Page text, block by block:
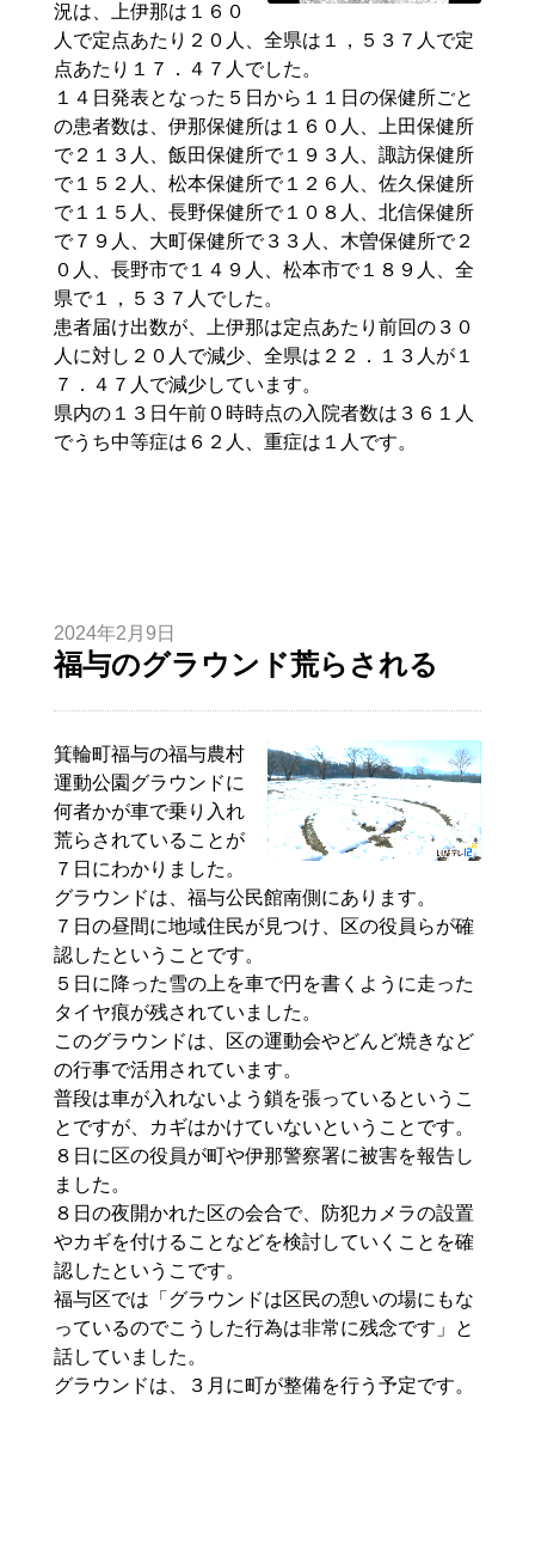
況は、上伊那は１６０
人で定点あたり２０人、全県は１，５３７人で定
点あたり１７．４７人でした。
１４日発表となった５日から１１日の保健所ごと
の患者数は、伊那保健所は１６０人、上田保健所
で２１３人、飯田保健所で１９３人、諏訪保健所
で１５２人、松本保健所で１２６人、佐久保健所
で１１５人、長野保健所で１０８人、北信保健所
で７９人、大町保健所で３３人、木曽保健所で２
０人、長野市で１４９人、松本市で１８９人、全
県で１，５３７人でした。
患者届け出数が、上伊那は定点あたり前回の３０
人に対し２０人で減少、全県は２２．１３人が１
７．４７人で減少しています。
県内の１３日午前０時時点の入院者数は３６１人
でうち中等症は６２人、重症は１人です。
2024年2月9日
福与のグラウンド荒らされる
箕輪町福与の福与農村
運動公園グラウンドに
何者かが車で乗り入れ
荒らされていることが
７日にわかりました。
グラウンドは、福与公民館南側にあります。
７日の昼間に地域住民が見つけ、区の役員らが確
認したということです。
５日に降った雪の上を車で円を書くように走った
タイヤ痕が残されていました。
このグラウンドは、区の運動会やどんど焼きなど
の行事で活用されています。
普段は車が入れないよう鎖を張っているというこ
とですが、カギはかけていないということです。
８日に区の役員が町や伊那警察署に被害を報告し
ました。
８日の夜開かれた区の会合で、防犯カメラの設置
やカギを付けることなどを検討していくことを確
認したというこです。
福与区では「グラウンドは区民の憩いの場にもな
っているのでこうした行為は非常に残念です」と
話していました。
グラウンドは、３月に町が整備を行う予定です。